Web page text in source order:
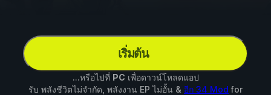
เริ่มต้น
...หรือไปที่ PC เพื่อดาวน์โหลดแอป
รับ พลังชีวิตไม่จำกัด, พลังงาน EP ไม่อั้น & อีก 34 Mod for